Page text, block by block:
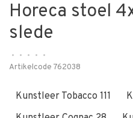
Horeca stoel
slede
• • • •
•
Artikelcode 762038
Kunstleer Tobacco 111